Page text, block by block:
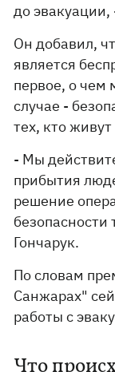
до эвакуации,
Он добавил,
является
первое, о чем
случае -
тех, кто
- Мы
прибытия
решение
безопасности
Гончарук.
По словам
Санжарах"
работы с